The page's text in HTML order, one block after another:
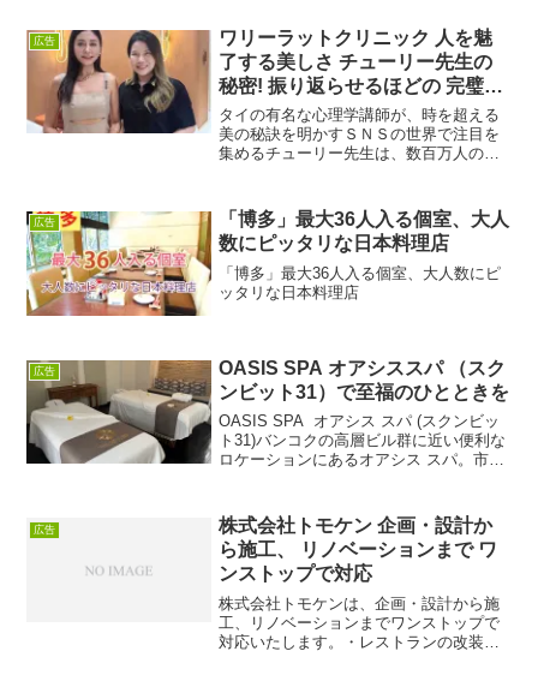
で医学を学んでいたため日本語がしっか
り通じます。また、同...
広告
ワリーラットクリニック 人を魅
了する美しさ チューリー先生の
秘密! 振り返らせるほどの 完璧な
美しさ
タイの有名な心理学講師が、時を超える
美の秘訣を明かすＳＮＳの世界で注目を
集めるチューリー先生は、数百万人のフ
イコンとなり、年齢に関係なく、シャー
プなフェイスライン、引き...
広告
「博多」最大36人入る個室、大人
数にピッタリな日本料理店
「博多」最大36人入る個室、大人数にピ
ッタリな日本料理店
広告
OASIS SPA オアシススパ （スク
ンビット31）で至福のひとときを
OASIS SPA オアシス スパ (スクンビッ
ト31)バンコクの高層ビル群に近い便利な
ロケーションにあるオアシス スパ。市内
ださい。活気あふれる街の中心部からす
ぐの...
広告
株式会社トモケン 企画・設計か
ら施工、 リノベーションまで ワ
ンストップで対応
株式会社トモケンは、企画・設計から施
工、リノベーションまでワンストップで
対応いたします。・レストランの改装・